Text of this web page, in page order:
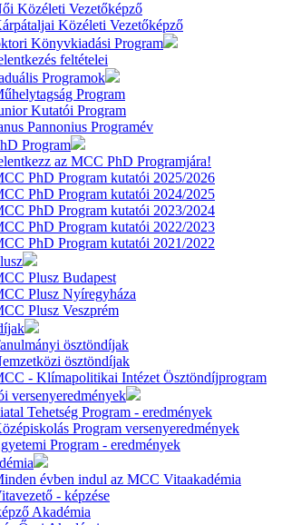
Közéleti Vezetőképző
Közéleti Vezetőképző
Könyvkiadási Program
feltételei
Programok
Program
Kutatói Program
Pannonius Programév
Program
az MCC PhD Programjára!
PhD Program kutatói 2025/2026
PhD Program kutatói 2024/2025
PhD Program kutatói 2023/2024
PhD Program kutatói 2022/2023
PhD Program kutatói 2021/2022
Plusz Budapest
Plusz Nyíregyháza
Plusz Veszprém
ösztöndíjak
ösztöndíjak
- Klímapolitikai Intézet Ösztöndíjprogram
versenyeredmények
Tehetség Program - eredmények
Program versenyeredmények
Program - eredmények
évben indul az MCC Vitaakadémia
- képzése
Akadémia